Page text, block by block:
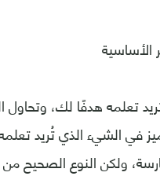
تعلمه هدفًا لك،
في الشيء الذي تُريد
ولكن النوع الصحيح من